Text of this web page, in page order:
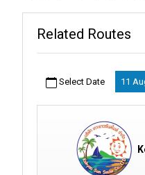
Related Routes
Select Date 11